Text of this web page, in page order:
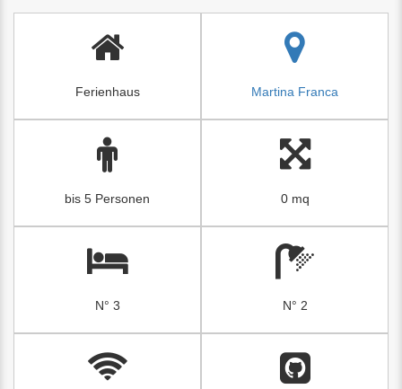
Ferienhaus Martina Franca
bis 5 Personen 0 mq
N° 3 N° 2